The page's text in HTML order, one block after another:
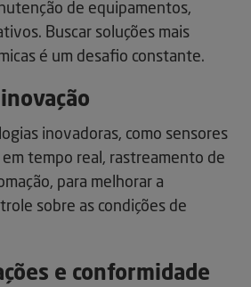
de equipamentos,
Buscar soluções mais
é um desafio constante.
inovadoras, como sensores
tempo real, rastreamento de
para melhorar a
sobre as condições de
e conformidade